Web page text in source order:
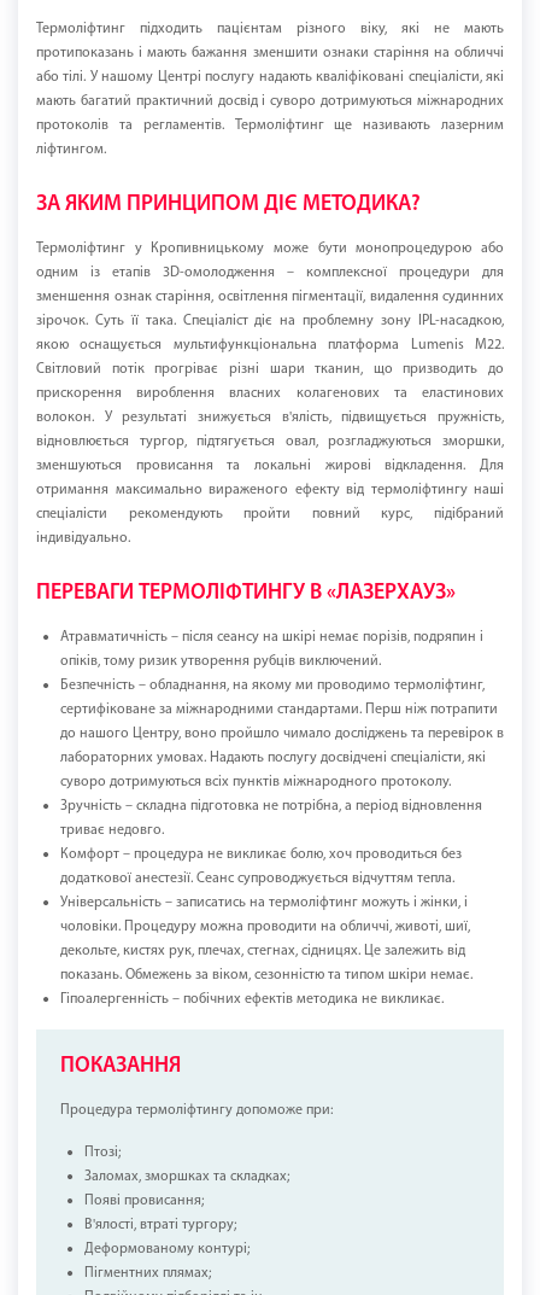
Термоліфтинг підходить пацієнтам різного віку, які не мають
протипоказань і мають бажання зменшити ознаки старіння на обличчі
або тілі. У нашому Центрі послугу надають кваліфіковані спеціалісти, які
мають багатий практичний досвід і суворо дотримуються міжнародних
протоколів та регламентів. Термоліфтинг ще називають лазерним
ліфтингом.
ЗА ЯКИМ ПРИНЦИПОМ ДІЄ МЕТОДИКА?
Термоліфтинг у Кропивницькому може бути монопроцедурою або
одним із етапів 3D-омолодження – комплексної процедури для
зменшення ознак старіння, освітлення пігментації, видалення судинних
зірочок. Суть її така. Спеціаліст діє на проблемну зону IPL-насадкою,
якою оснащується мультифункціональна платформа Lumenis M22.
Світловий потік прогріває різні шари тканин, що призводить до
прискорення вироблення власних колагенових та еластинових
волокон. У результаті знижується в'ялість, підвищується пружність,
відновлюється тургор, підтягується овал, розгладжуються зморшки,
зменшуються провисання та локальні жирові відкладення. Для
отримання максимально вираженого ефекту від термоліфтингу наші
спеціалісти рекомендують пройти повний курс, підібраний
індивідуально.
ПЕРЕВАГИ ТЕРМОЛІФТИНГУ В «ЛАЗЕРХАУЗ»
Атравматичність – після сеансу на шкірі немає порізів, подряпин і
опіків, тому ризик утворення рубців виключений.
Безпечність – обладнання, на якому ми проводимо термоліфтинг,
сертифіковане за міжнародними стандартами. Перш ніж потрапити
до нашого Центру, воно пройшло чимало досліджень та перевірок в
лабораторних умовах. Надають послугу досвідчені спеціалісти, які
суворо дотримуються всіх пунктів міжнародного протоколу.
Зручність – складна підготовка не потрібна, а період відновлення
триває недовго.
Комфорт – процедура не викликає болю, хоч проводиться без
додаткової анестезії. Сеанс супроводжується відчуттям тепла.
Універсальність – записатись на термоліфтинг можуть і жінки, і
чоловіки. Процедуру можна проводити на обличчі, животі, шиї,
декольте, кистях рук, плечах, стегнах, сідницях. Це залежить від
показань. Обмежень за віком, сезонністю та типом шкіри немає.
Гіпоалергенність – побічних ефектів методика не викликає.
ПОКАЗАННЯ
Процедура термоліфтингу допоможе при:
Птозі;
Заломах, зморшках та складках;
Появі провисання;
В'ялості, втраті тургору;
Деформованому контурі;
Пігментних плямах;